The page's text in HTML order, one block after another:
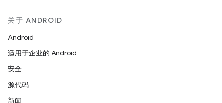
关于 ANDROID
Android
适用于企业的 Android
安全
源代码
新闻